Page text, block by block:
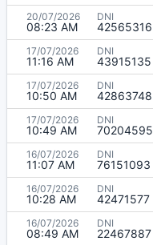
20/07/2026
08:23 AM
DNI
42565316
17/07/2026
11:16 AM
DNI
43915135
17/07/2026
10:50 AM
DNI
42863748
17/07/2026
10:49 AM
DNI
70204595
16/07/2026
11:07 AM
DNI
76151093
16/07/2026
10:28 AM
DNI
42471577
16/07/2026
08:49 AM
DNI
22467887